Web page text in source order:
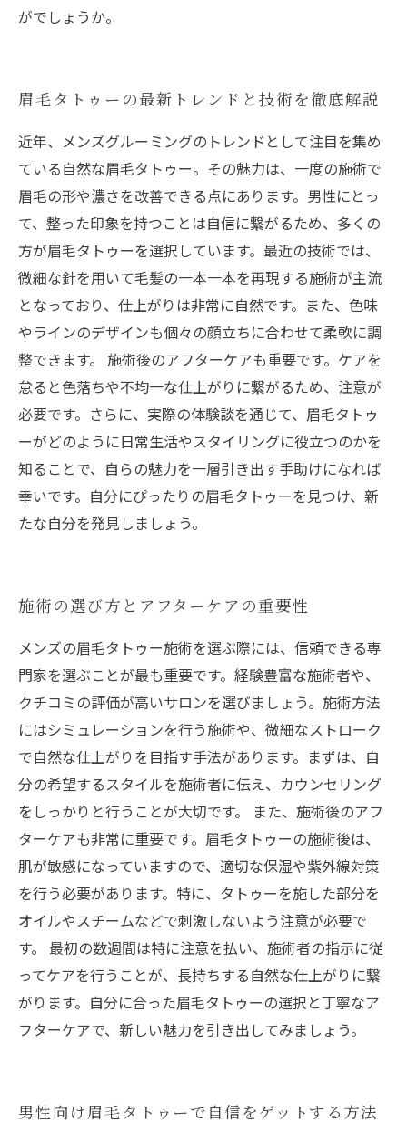
がでしょうか。
眉毛タトゥーの最新トレンドと技術を徹底解説
近年、メンズグルーミングのトレンドとして注目を集め
ている自然な眉毛タトゥー。その魅力は、一度の施術で
眉毛の形や濃さを改善できる点にあります。男性にとっ
て、整った印象を持つことは自信に繋がるため、多くの
方が眉毛タトゥーを選択しています。最近の技術では、
微細な針を用いて毛髪の一本一本を再現する施術が主流
となっており、仕上がりは非常に自然です。また、色味
やラインのデザインも個々の顔立ちに合わせて柔軟に調
整できます。 施術後のアフターケアも重要です。ケアを
怠ると色落ちや不均一な仕上がりに繋がるため、注意が
必要です。さらに、実際の体験談を通じて、眉毛タトゥ
ーがどのように日常生活やスタイリングに役立つのかを
知ることで、自らの魅力を一層引き出す手助けになれば
幸いです。自分にぴったりの眉毛タトゥーを見つけ、新
たな自分を発見しましょう。
施術の選び方とアフターケアの重要性
メンズの眉毛タトゥー施術を選ぶ際には、信頼できる専
門家を選ぶことが最も重要です。経験豊富な施術者や、
クチコミの評価が高いサロンを選びましょう。施術方法
にはシミュレーションを行う施術や、微細なストローク
で自然な仕上がりを目指す手法があります。まずは、自
分の希望するスタイルを施術者に伝え、カウンセリング
をしっかりと行うことが大切です。 また、施術後のアフ
ターケアも非常に重要です。眉毛タトゥーの施術後は、
肌が敏感になっていますので、適切な保湿や紫外線対策
を行う必要があります。特に、タトゥーを施した部分を
オイルやスチームなどで刺激しないよう注意が必要で
す。 最初の数週間は特に注意を払い、施術者の指示に従
ってケアを行うことが、長持ちする自然な仕上がりに繋
がります。自分に合った眉毛タトゥーの選択と丁寧なア
フターケアで、新しい魅力を引き出してみましょう。
男性向け眉毛タトゥーで自信をゲットする方法